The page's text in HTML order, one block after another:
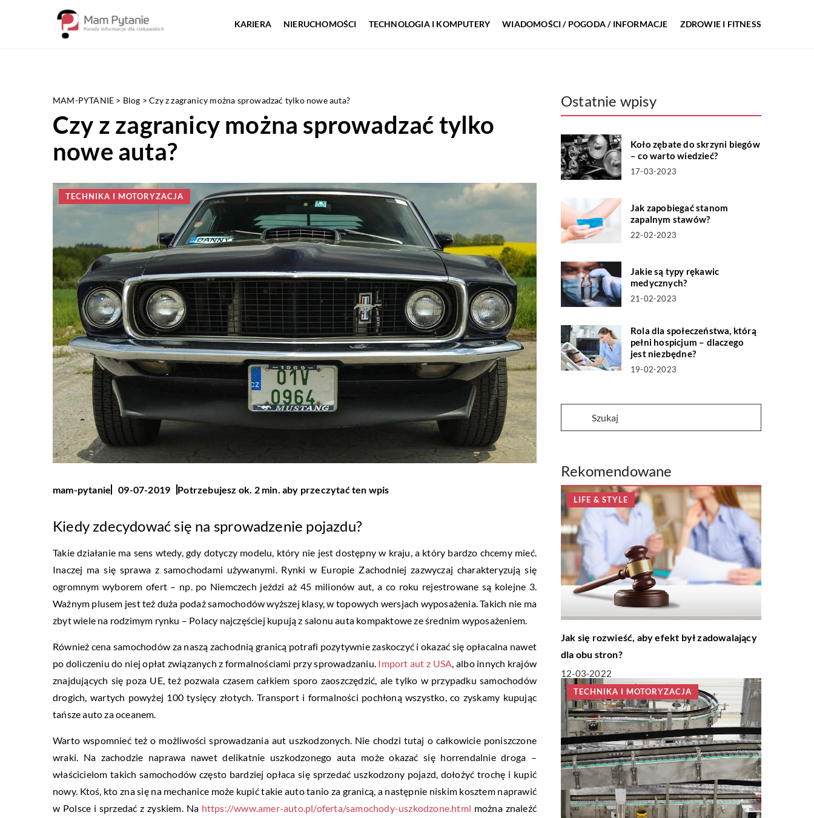
KARIERA NIERUCHOMOŚCI TECHNOLOGIA I KOMPUTERY WIADOMOŚCI / POGODA / INFORMACJE ZDROWIE I FITNESS
MAM-PYTANIE > Blog >Czy z zagranicy można sprowadzać tylko nowe auta?
Czy z zagranicy można sprowadzać tylko
nowe auta?
TECHNIKA I MOTORYZACJA
mam-pytanie 09-07-2019 Potrzebujesz ok. 2 min. aby przeczytać ten wpis
Kiedy zdecydować się na sprowadzenie pojazdu?
Takie działanie ma sens wtedy, gdy dotyczy modelu, który nie jest dostępny w kraju, a który bardzo chcemy mieć.
Inaczej ma się sprawa z samochodami używanymi. Rynki w Europie Zachodniej zazwyczaj charakteryzują się
ogromnym wyborem ofert – np. po Niemczech jeździ aż 45 milionów aut, a co roku rejestrowane są kolejne 3.
Ważnym plusem jest też duża podaż samochodów wyższej klasy, w topowych wersjach wyposażenia. Takich nie ma
zbyt wiele na rodzimym rynku – Polacy najczęściej kupują z salonu auta kompaktowe ze średnim wyposażeniem.
Również cena samochodów za naszą zachodnią granicą potrafi pozytywnie zaskoczyć i okazać się opłacalna nawet
po doliczeniu do niej opłat związanych z formalnościami przy sprowadzaniu. Import aut z USA , albo innych krajów
znajdujących się poza UE, też pozwala czasem całkiem sporo zaoszczędzić, ale tylko w przypadku samochodów
drogich, wartych powyżej 100 tysięcy złotych. Transport i formalności pochłoną wszystko, co zyskamy kupując
tańsze auto za oceanem.
Warto wspomnieć też o możliwości sprowadzania aut uszkodzonych. Nie chodzi tutaj o całkowicie poniszczone
wraki. Na zachodzie naprawa nawet delikatnie uszkodzonego auta może okazać się horrendalnie droga –
właścicielom takich samochodów często bardziej opłaca się sprzedać uszkodzony pojazd, dołożyć trochę i kupić
nowy. Ktoś, kto zna się na mechanice może kupić takie auto tanio za granicą, a następnie niskim kosztem naprawić
w Polsce i sprzedać z zyskiem. Na https://www.amer-auto.pl/oferta/samochody-uszkodzone.html można znaleźć
Ostatnie wpisy
Koło zębate do skrzyni biegów
– co warto wiedzieć?
17-03-2023
Jak zapobiegać stanom
zapalnym stawów?
22-02-2023
Jakie są typy rękawic
medycznych?
21-02-2023
Rola dla społeczeństwa, którą
pełni hospicjum – dlaczego
jest niezbędne?
19-02-2023
Rekomendowane
LIFE & STYLE
Jak się rozwieść, aby efekt był zadowalający
dla obu stron?
12-03-2022
TECHNIKA I MOTORYZACJA